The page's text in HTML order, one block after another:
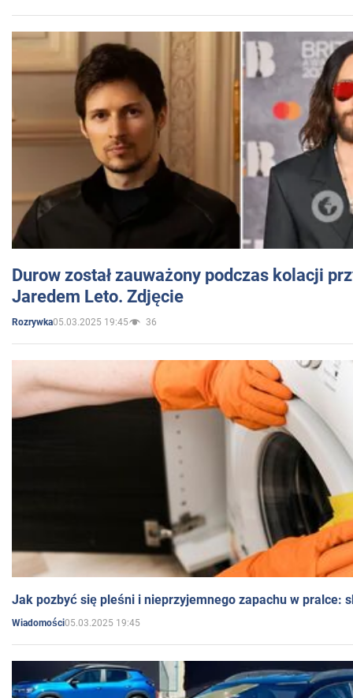
Durow został zauważony podczas kolacji
Jaredem Leto. Zdjęcie
Rozrywka05.03.2025 19:45 36
Jak pozbyć się pleśni i nieprzyjemnego zapachu w pralce:
Wiadomości05.03.2025 19:45